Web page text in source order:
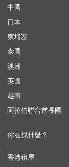
中國
日本
柬埔寨
泰國
澳洲
英國
越南
阿拉伯聯合酋長國
你在找什麼？
香港租屋